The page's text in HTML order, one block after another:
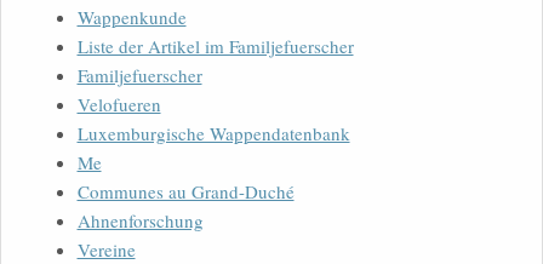
Wappenkunde
Liste der Artikel im Familjefuerscher
Familjefuerscher
Velofueren
Luxemburgische Wappendatenbank
Me
Communes au Grand-Duché
Ahnenforschung
Vereine